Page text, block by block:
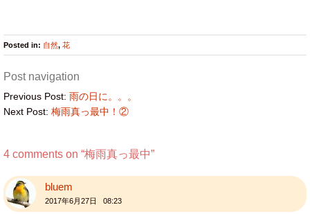
Posted in: 自然, 花
Post navigation
Previous Post: 雨の日に。。。
Next Post: 梅雨真っ最中！②
4 comments on “梅雨真っ最中”
bluem
2017年6月27日 08:23